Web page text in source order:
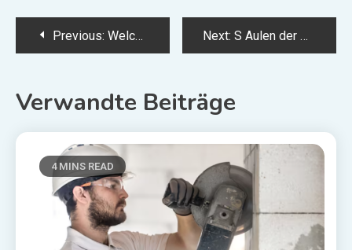
PostPrevious: Welcher Reiseplan zur Traumküche: Tipps im Kontext die Konzeption Ihrer Tönunggeschneiderten Kochstube Next: S Aulen der Gesundheit: Die Unverzichtbaren Medizinischen Dienste unter Ein Besseres Leben
Verwandte Beiträge
4 MINS READ